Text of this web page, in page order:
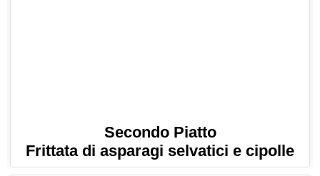
Secondo Piatto
Frittata di asparagi selvatici e cipolle